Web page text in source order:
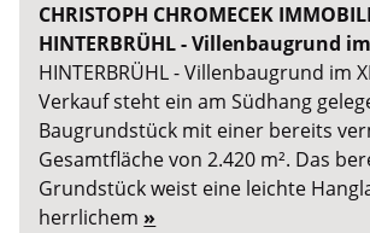
CHRISTOPH CHROMECEK
HINTERBRÜHL - Villenbaugrund
HINTERBRÜHL - Villenbaugrund im
Verkauf steht ein am Südhang
Baugrundstück mit einer bereits
Gesamtfläche von 2.420 m². Das
Grundstück weist eine leichte
herrlichem »